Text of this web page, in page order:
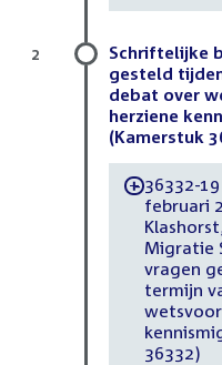
Schriftelijke
gesteld
debat over
herziene
(Kamerstuk
-36332-
februari
Migratie
vragen
termijn
36332)
2